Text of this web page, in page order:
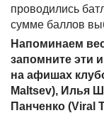
проводились
сумме баллов
Напоминаем
запомните эти
на афишах
Maltsev), Илья
Панченко (Viral